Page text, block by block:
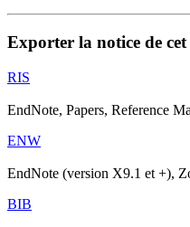
Exporter la notice de
RIS
EndNote, Papers, Reference
ENW
EndNote (version X9.1 et +),
BIB